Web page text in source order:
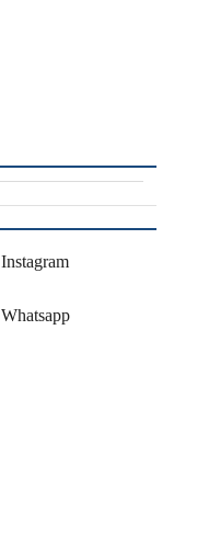
Instagram
Whatsapp